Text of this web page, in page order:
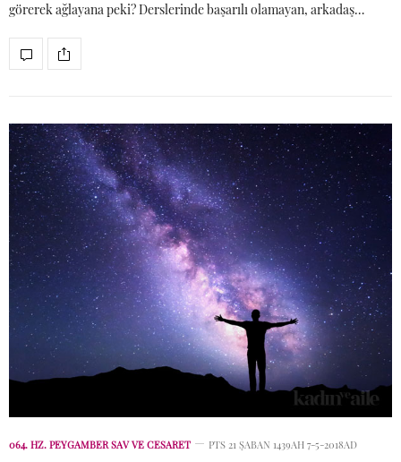
görerek ağlayana peki? Derslerinde başarılı olamayan, arkadaş…
064. HZ. PEYGAMBER SAV VE CESARET PTS 21 ŞABAN 1439AH 7-5-2018AD